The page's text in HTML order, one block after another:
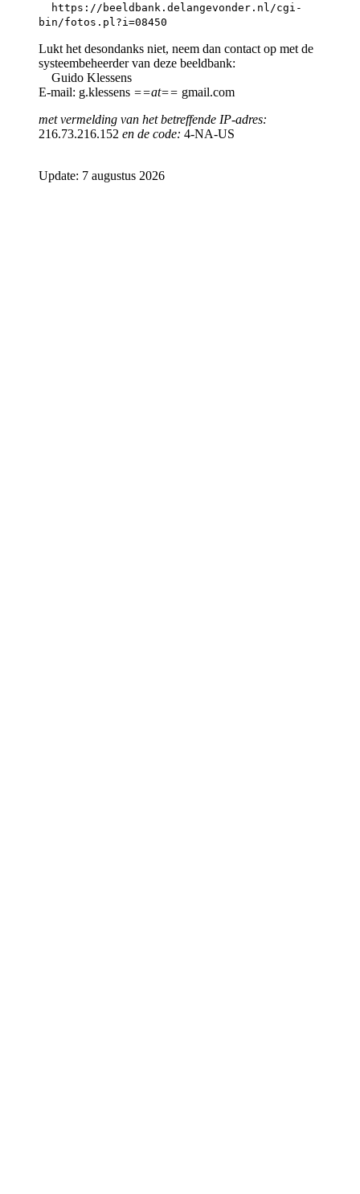
https://beeldbank.delangevonder.nl/cgi-
bin/fotos.pl?i=08450
Lukt het desondanks niet, neem dan contact op met de
systeembeheerder van deze beeldbank:
Guido Klessens
E-mail: g.klessens ==at== gmail.com
met vermelding van het betreffende IP-adres:
216.73.216.152 en de code: 4-NA-US
Update: 7 augustus 2026